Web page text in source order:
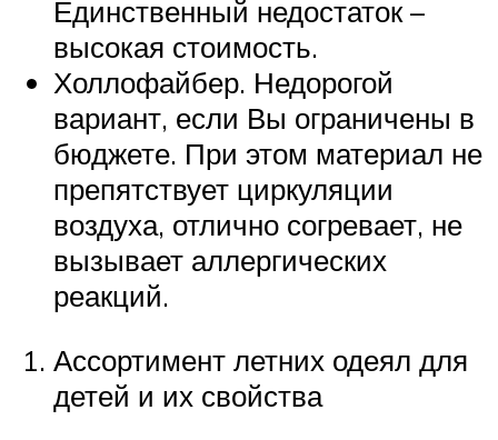
Единственный недостаток –
высокая стоимость.
Холлофайбер. Недорогой
вариант, если Вы ограничены в
бюджете. При этом материал не
препятствует циркуляции
воздуха, отлично согревает, не
вызывает аллергических
реакций.
Ассортимент летних одеял для
детей и их свойства